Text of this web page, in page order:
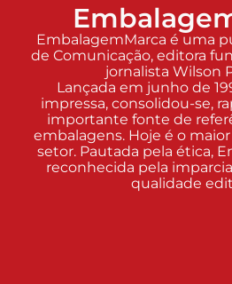
EmbalagemMarca é uma
de Comunicação, editora
jornalista Wilson
Lançada em junho de
impressa, consolidou-se,
importante fonte de
embalagens. Hoje é o
setor. Pautada pela ética,
reconhecida pela
qualidade